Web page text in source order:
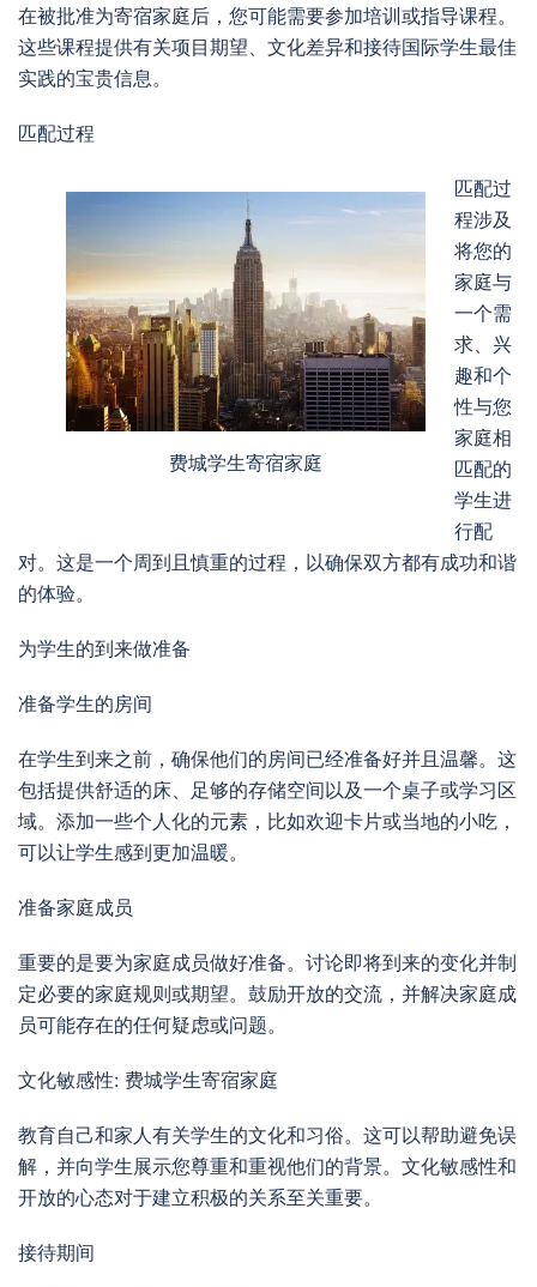
在被批准为寄宿家庭后，您可能需要参加培训或指导课程。
这些课程提供有关项目期望、文化差异和接待国际学生最佳
实践的宝贵信息。
匹配过程
费城学生寄宿家庭
匹配过
程涉及
将您的
家庭与
一个需
求、兴
趣和个
性与您
家庭相
匹配的
学生进
行配
对。这是一个周到且慎重的过程，以确保双方都有成功和谐
的体验。
为学生的到来做准备
准备学生的房间
在学生到来之前，确保他们的房间已经准备好并且温馨。这
包括提供舒适的床、足够的存储空间以及一个桌子或学习区
域。添加一些个人化的元素，比如欢迎卡片或当地的小吃，
可以让学生感到更加温暖。
准备家庭成员
重要的是要为家庭成员做好准备。讨论即将到来的变化并制
定必要的家庭规则或期望。鼓励开放的交流，并解决家庭成
员可能存在的任何疑虑或问题。
文化敏感性: 费城学生寄宿家庭
教育自己和家人有关学生的文化和习俗。这可以帮助避免误
解，并向学生展示您尊重和重视他们的背景。文化敏感性和
开放的心态对于建立积极的关系至关重要。
接待期间